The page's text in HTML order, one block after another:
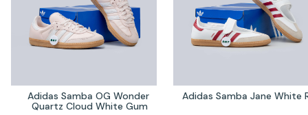
Adidas Samba OG Wonder
Quartz Cloud White Gum
Adidas Samba Jane White